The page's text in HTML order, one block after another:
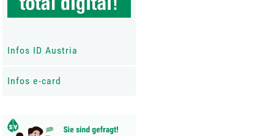
Infos ID Austria
Infos e-card